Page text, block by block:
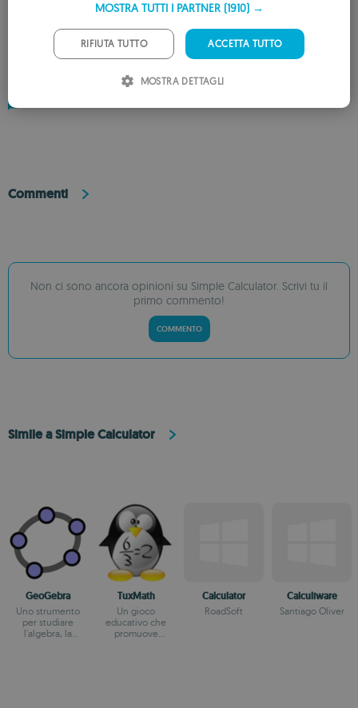
3.0
4
1
Commenti
Non ci sono ancora opinioni su Simple Calculator. Scrivi tu il
primo commento!
COMMENTO
Simile a Simple Calculator
GeoGebra
Uno strumento
per studiare
l'algebra, la
TuxMath
Un gioco
educativo che
promuove
Calculator
RoadSoft
Calculiware
Santiago Oliver
PORTUGUESE
MOSTRA TUTTI I PARTNER (1910) →
ACCETTA TUTTO
RIFIUTA TUTTO
MOSTRA DETTAGLI